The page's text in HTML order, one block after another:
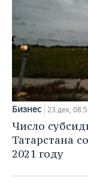
Бизнес 23 дек,
Число
Татарстана
2021 году